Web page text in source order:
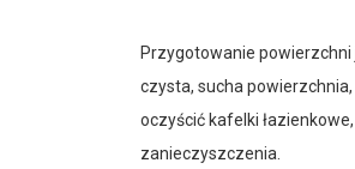
Przygotowanie
czysta, sucha
oczyścić kafelki
zanieczyszczenia.